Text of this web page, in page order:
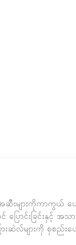
းများကိုကာကွယ် ပေး
ောင်းခြင်းနှင့် အသာ
းဆဲလ်များကို စုစည်း